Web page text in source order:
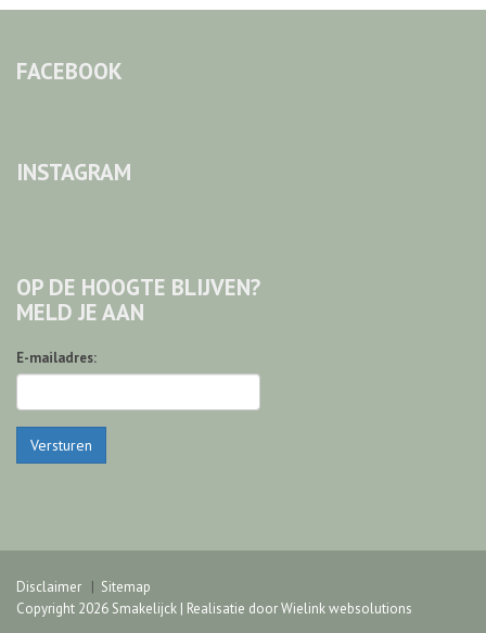
FACEBOOK
INSTAGRAM
OP DE HOOGTE BLIJVEN?
MELD JE AAN
E-mailadres:
Versturen
Disclaimer
Sitemap
Copyright 2026 Smakelijck | Realisatie doorWielink websolutions